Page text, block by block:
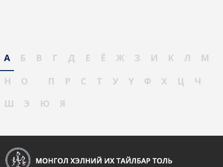
А Б В Г Д Е Ё Ж З И К Л
М
Н
О П Р С Т У Ү Ф Х Ц
Ч
Ш
Э Ю Я